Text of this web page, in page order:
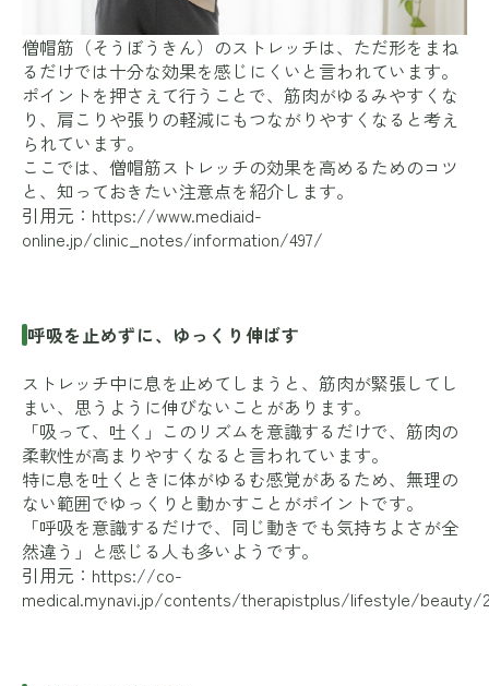
僧帽筋（そうぼうきん）のストレッチは、ただ形をまね
るだけでは十分な効果を感じにくいと言われています。
ポイントを押さえて行うことで、筋肉がゆるみやすくな
り、肩こりや張りの軽減にもつながりやすくなると考え
られています。
ここでは、僧帽筋ストレッチの効果を高めるためのコツ
と、知っておきたい注意点を紹介します。
引用元： https://www.mediaid-
online.jp/clinic_notes/information/497/
呼吸を止めずに、ゆっくり伸ばす
ストレッチ中に息を止めてしまうと、筋肉が緊張してし
まい、思うように伸びないことがあります。
「吸って、吐く」このリズムを意識するだけで、筋肉の
柔軟性が高まりやすくなると言われています。
特に息を吐くときに体がゆるむ感覚があるため、無理の
ない範囲でゆっくりと動かすことがポイントです。
「呼吸を意識するだけで、同じ動きでも気持ちよさが全
然違う」と感じる人も多いようです。
引用元： https://co-
medical.mynavi.jp/contents/therapistplus/lifestyle/beauty/